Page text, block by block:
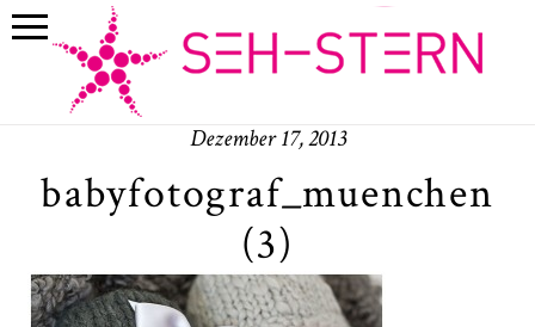
Dezember 17, 2013
babyfotograf_muenchen
(3)